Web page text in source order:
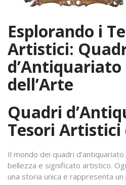
Esplorando i
Artistici:
dell’Arte
Quadri
Tesori Artistici
Il mondo dei quadri
bellezza e significato artistico.
una storia unica e rappresenta